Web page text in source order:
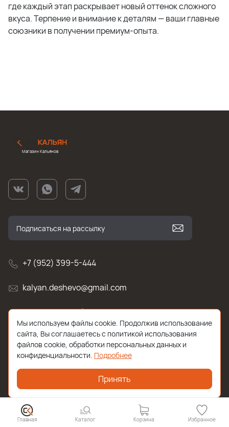
где каждый этап раскрывает новый оттенок сложного
вкуса. Терпение и внимание к деталям — ваши главные
союзники в получении премиум-опыта.
Магазин Кальянов
+7 (952) 399-5-444
kalyan.deshevo@gmail.com
г. Санкт-Петербург, улица Белы Куна , д.2к1
2026 © Все права защищены. Работает наReadyScript
Главная Каталог Корзина Избранное
Мы используем файлы cookie. Продолжив использование
сайта, Вы соглашаетесь с политикой использования
файлов cookie, обработки персональных данных и
конфиденциальности. Подробнее
Принять